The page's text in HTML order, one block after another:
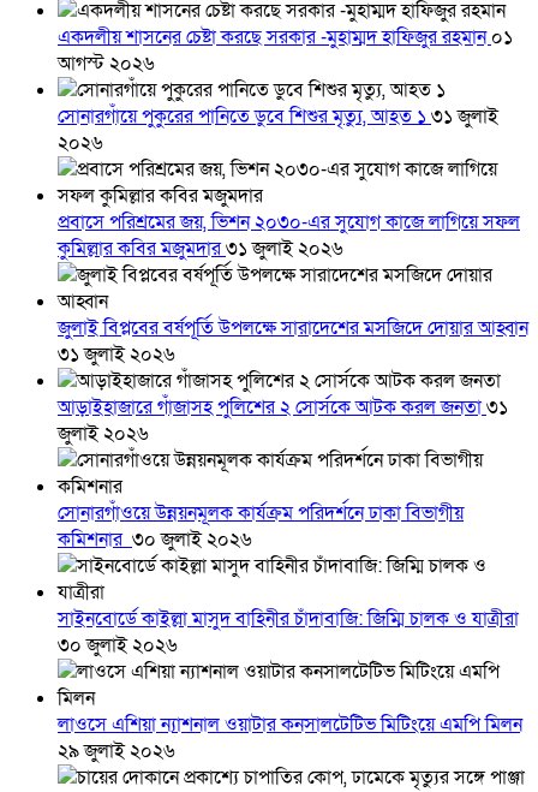
একদলীয় শাসনের চেষ্টা করছে সরকার -মুহাম্মদ হাফিজুর রহমান০১
আগস্ট ২০২৬
সোনারগাঁয়ে পুকুরের পানিতে ডুবে শিশুর মৃত্যু, আহত ১ ৩১ জুলাই
২০২৬
প্রবাসে পরিশ্রমের জয়, ভিশন ২০৩০-এর সুযোগ কাজে লাগিয়ে সফল
কুমিল্লার কবির মজুমদার৩১ জুলাই ২০২৬
জুলাই বিপ্লবের বর্ষপূর্তি উপলক্ষে সারাদেশের মসজিদে দোয়ার আহ্বান
৩১ জুলাই ২০২৬
আড়াইহাজারে গাঁজাসহ পুলিশের ২ সোর্সকে আটক করল জনতা৩১
জুলাই ২০২৬
সোনারগাঁওয়ে উন্নয়নমূলক কার্যক্রম পরিদর্শনে ঢাকা বিভাগীয়
কমিশনার ৩০ জুলাই ২০২৬
সাইনবোর্ডে কাইল্লা মাসুদ বাহিনীর চাঁদাবাজি: জিম্মি চালক ও যাত্রীরা
৩০ জুলাই ২০২৬
লাওসে এশিয়া ন্যাশনাল ওয়াটার কনসালটেটিভ মিটিংয়ে এমপি মিলন
২৯ জুলাই ২০২৬